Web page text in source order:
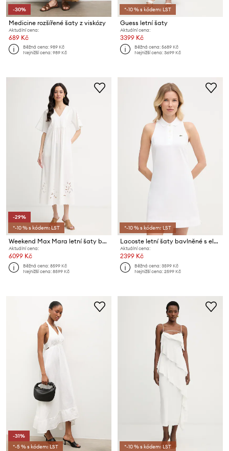
-30%
Medicine rozšířené šaty z viskózy
Aktuální cena:
689 Kč
Běžná cena:989 Kč
Nejnižší cena:989 Kč
*-10 % s kódem: LST
Guess letní šaty
Aktuální cena:
3399 Kč
Běžná cena:5689 Kč
Nejnižší cena:3699 Kč
-29%
*-10 % s kódem: LST
Weekend Max Mara letní šaty bavlněné TARTUFO
Aktuální cena:
6099 Kč
Běžná cena:8599 Kč
Nejnižší cena:8599 Kč
*-10 % s kódem: LST
Lacoste letní šaty bavlněné s elastanem
Aktuální cena:
2399 Kč
Běžná cena:3599 Kč
Nejnižší cena:2599 Kč
-31%
*-5 % s kódem: LST
*-10 % s kódem: LST